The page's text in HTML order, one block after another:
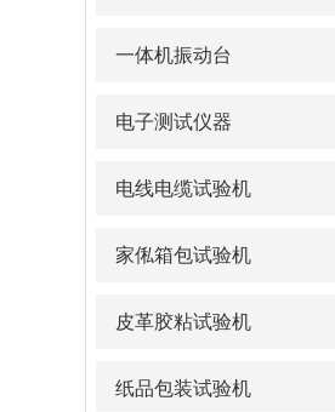
一体机振动台
电子测试仪器
电线电缆试验机
家俬箱包试验机
皮革胶粘试验机
纸品包装试验机